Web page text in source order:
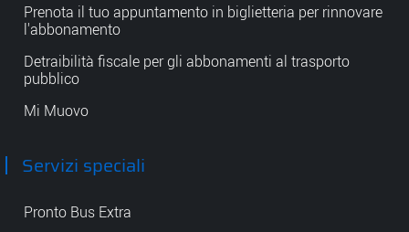
Prenota il tuo appuntamento in biglietteria per rinnovare
l'abbonamento
Detraibilità fiscale per gli abbonamenti al trasporto
pubblico
Mi Muovo
Servizi speciali
Pronto Bus Extra